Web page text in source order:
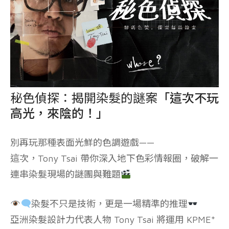
秘色偵探：揭開染髮的謎案 「這次不玩
高光，來陰的！」
別再玩那種表面光鮮的色調遊戲——
這次，Tony Tsai 帶你深入地下色彩情報圈，破解一
連串染髮現場的謎團與難題
染髮不只是技術，更是一場精準的推理
亞洲染髮設計力代表人物 Tony Tsai 將運用 KPME⁺